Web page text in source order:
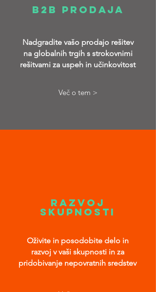
B2B PRODAJA
Nadgradite vašo prodajo rešitev
na globalnih trgih s strokovnimi
rešitvami za uspeh in učinkovitost
Več o tem >
RAZVOJ
SKUPNOSTI
Oživite in posodobite delo in
razvoj v vaši skupnosti in za
pridobivanje nepovratnih sredstev